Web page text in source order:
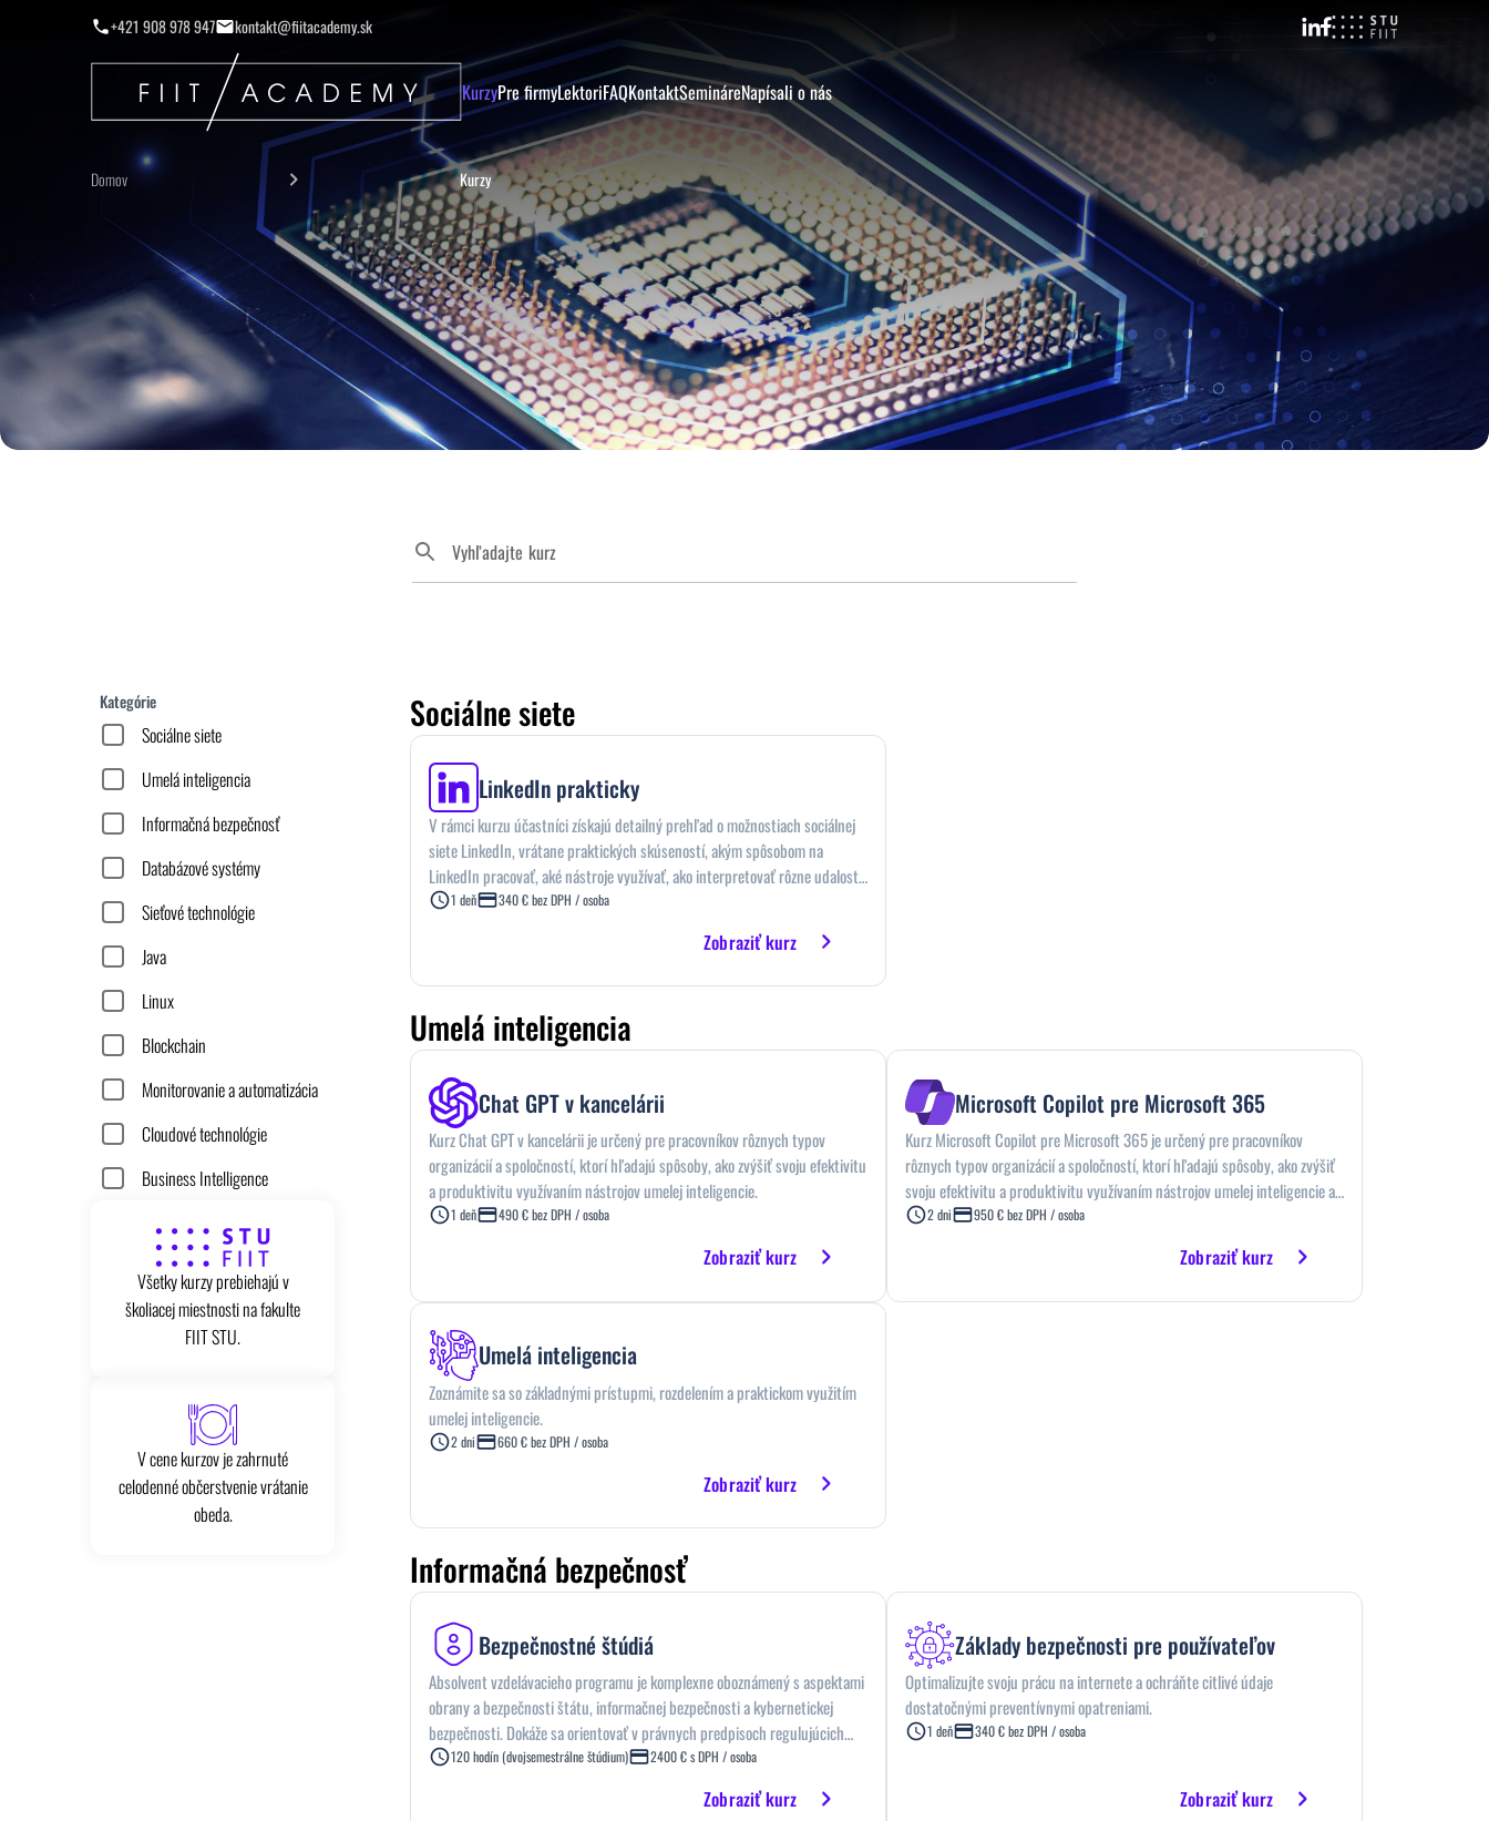
+421 908 978 947 kontakt@fiitacademy.sk
KurzyPre firmyLektoriFAQKontaktSemináreNapísali o nás
Domov Kurzy
Vyhľadajte kurz
Kategórie
Sociálne siete
Umelá inteligencia
Informačná bezpečnosť
Databázové systémy
Sieťové technológie
Java
Linux
Blockchain
Monitorovanie a automatizácia
Cloudové technológie
Business Intelligence
Všetky kurzy prebiehajú v
školiacej miestnosti na fakulte
FIIT STU.
V cene kurzov je zahrnuté
celodenné občerstvenie vrátanie
obeda.
Sociálne siete
LinkedIn prakticky
V rámci kurzu účastníci získajú detailný prehľad o možnostiach sociálnej
siete LinkedIn, vrátane praktických skúseností, akým spôsobom na
LinkedIn pracovať, aké nástroje využívať, ako interpretovať rôzne udalosti,
ktoré sa na sociálnej sieti vyskytujú.
1 deň 340 € bez DPH / osoba
Zobraziť kurz
Umelá inteligencia
Chat GPT v kancelárii
Kurz Chat GPT v kancelárii je určený pre pracovníkov rôznych typov
organizácií a spoločností, ktorí hľadajú spôsoby, ako zvýšiť svoju efektivitu
a produktivitu využívaním nástrojov umelej inteligencie.
1 deň 490 € bez DPH / osoba
Zobraziť kurz
Microsoft Copilot pre Microsoft 365
Kurz Microsoft Copilot pre Microsoft 365 je určený pre pracovníkov
rôznych typov organizácií a spoločností, ktorí hľadajú spôsoby, ako zvýšiť
svoju efektivitu a produktivitu využívaním nástrojov umelej inteligencie a
zároveň v práci využívajú produkty z kancelárskeho balíka Microsoft Office
2 dni 950 € bez DPH / osoba
Zobraziť kurz
Umelá inteligencia
Zoznámite sa so základnými prístupmi, rozdelením a praktickom využitím
umelej inteligencie.
2 dni 660 € bez DPH / osoba
Zobraziť kurz
Informačná bezpečnosť
Bezpečnostné štúdiá
Absolvent vzdelávacieho programu je komplexne oboznámený s aspektami
obrany a bezpečnosti štátu, informačnej bezpečnosti a kybernetickej
bezpečnosti. Dokáže sa orientovať v právnych predpisoch regulujúcich
bezpečnosť a obranu štátu a dokáže ich aplikovať v praktických prípadoch.
bezpečnosti a dokáže vyhodnocovať základné riziká
120 hodín (dvojsemestrálne štúdium) 2400 € s DPH / osoba
Zobraziť kurz
Základy bezpečnosti pre používateľov
Optimalizujte svoju prácu na internete a ochráňte citlivé údaje
dostatočnými preventívnymi opatreniami.
1 deň 340 € bez DPH / osoba
Zobraziť kurz